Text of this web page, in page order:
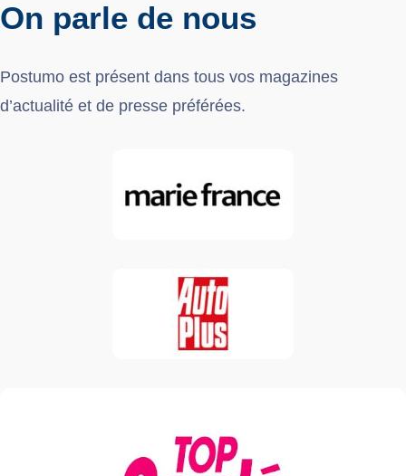
On parle de nous
Postumo est présent dans tous vos magazines
d’actualité et de presse préférées.